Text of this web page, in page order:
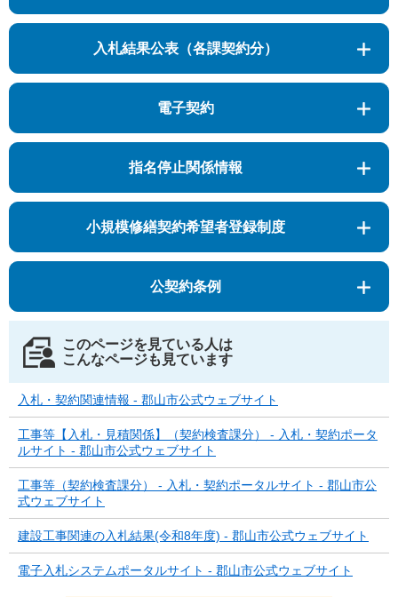
入札結果公表（各課契約分）
電子契約
指名停止関係情報
小規模修繕契約希望者登録制度
公契約条例
このページを見ている人は
こんなページも見ています
入札・契約関連情報 - 郡山市公式ウェブサイト
工事等【入札・見積関係】（契約検査課分） - 入札・契約ポータ
ルサイト - 郡山市公式ウェブサイト
工事等（契約検査課分） - 入札・契約ポータルサイト - 郡山市公
式ウェブサイト
建設工事関連の入札結果(令和8年度) - 郡山市公式ウェブサイト
電子入札システムポータルサイト - 郡山市公式ウェブサイト